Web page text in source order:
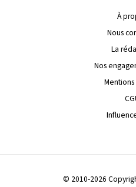
À
Nous
La
Nos
© 2010-2026